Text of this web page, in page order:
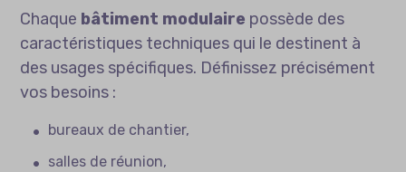
Chaque bâtiment modulaire possède des
caractéristiques techniques qui le destinent à
des usages spécifiques. Définissez précisément
vos besoins :
bureaux de chantier,
salles de réunion,